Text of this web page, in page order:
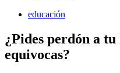
educación
¿Pides perdón a
equivocas?